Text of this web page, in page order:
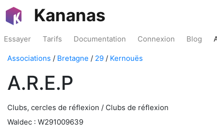
Kananas
Essayer Tarifs Documentation Connexion Blog
Associations / Bretagne / 29 / Kernouës
A.R.E.P
Clubs, cercles de réflexion / Clubs de réflexion
Waldec : W291009639